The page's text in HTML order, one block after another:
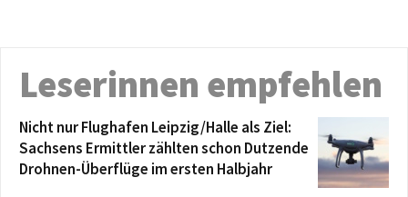
Leserinnen empfehlen
Nicht nur Flughafen Leipzig/Halle als Ziel:
Sachsens Ermittler zählten schon Dutzende
Drohnen-Überflüge im ersten Halbjahr